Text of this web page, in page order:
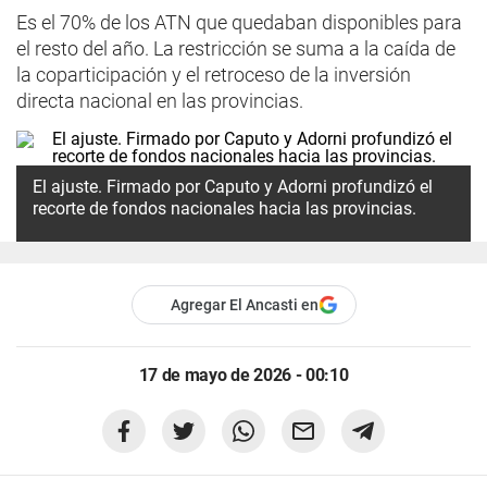
Es el 70% de los ATN que quedaban disponibles para
el resto del año. La restricción se suma a la caída de
la coparticipación y el retroceso de la inversión
directa nacional en las provincias.
El ajuste. Firmado por Caputo y Adorni profundizó el
recorte de fondos nacionales hacia las provincias.
Agregar El Ancasti en
17 de mayo de 2026 - 00:10